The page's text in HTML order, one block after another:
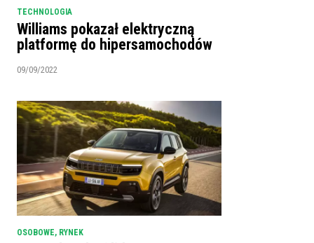
TECHNOLOGIA
Williams pokazał elektryczną
platformę do hipersamochodów
09/09/2022
OSOBOWE, RYNEK